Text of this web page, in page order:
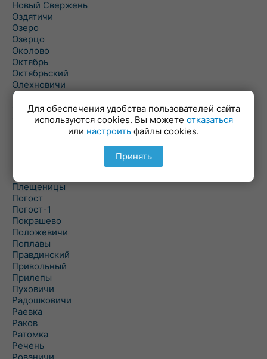
Новый Свержень
Оздятичи
Озеро
Озерцо
Околово
Октябрь
Октябрьский
Олехновичи
Омговичи
Оношки
Осовец
Острошицкий Городок
Пасека
Пастовичи
Першаи
Петришки
Плещеницы
Погост
Погост-1
Покрашево
Положевичи
Поплавы
Правдинский
Привольный
Прилепы
Пуховичи
Радошковичи
Раевка
Раков
Ратомка
Речень
Для обеспечения удобства пользователей сайта
используются cookies. Вы можете отказаться
или настроить файлы cookies.
Принять